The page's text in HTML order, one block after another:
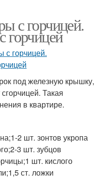
с горчицей.
горчицей
под железную крышку,
Такая
в квартире.
2 шт. зонтов укропа
3 шт. зубцов
шт. кислого
ст. ложки